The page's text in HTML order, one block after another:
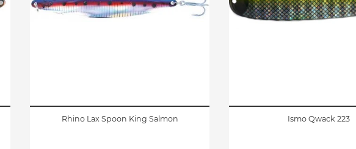
Rhino Lax Spoon King Salmon Ismo Qwack 223